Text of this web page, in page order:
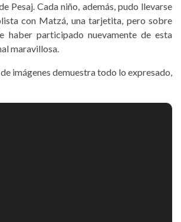
Pesaj. Cada niño, además, pudo llevarse
con Matzá, una tarjetita, pero sobre
haber participado nuevamente de esta
maravillosa.
imágenes demuestra todo lo expresado,